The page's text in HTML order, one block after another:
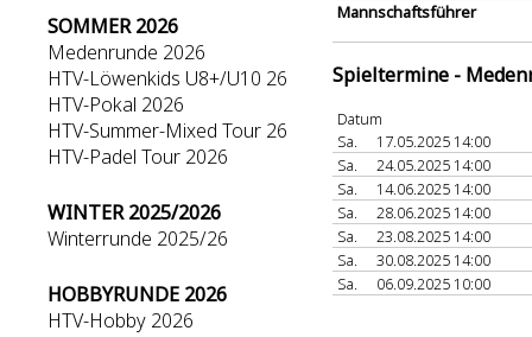
SOMMER 2026
Medenrunde 2026
HTV-Löwenkids U8+/U10 26
HTV-Pokal 2026
HTV-Summer-Mixed Tour 26
HTV-Padel Tour 2026
WINTER 2025/2026
Winterrunde 2025/26
HOBBYRUNDE 2026
HTV-Hobby 2026
Mannschaftsführer
Spieltermine -
Datum
Sa.
17.05.2025 14:00
Sa.
24.05.2025 14:00
Sa.
14.06.2025 14:00
Sa.
28.06.2025 14:00
Sa.
23.08.2025 14:00
Sa.
30.08.2025 14:00
Sa.
06.09.2025 10:00